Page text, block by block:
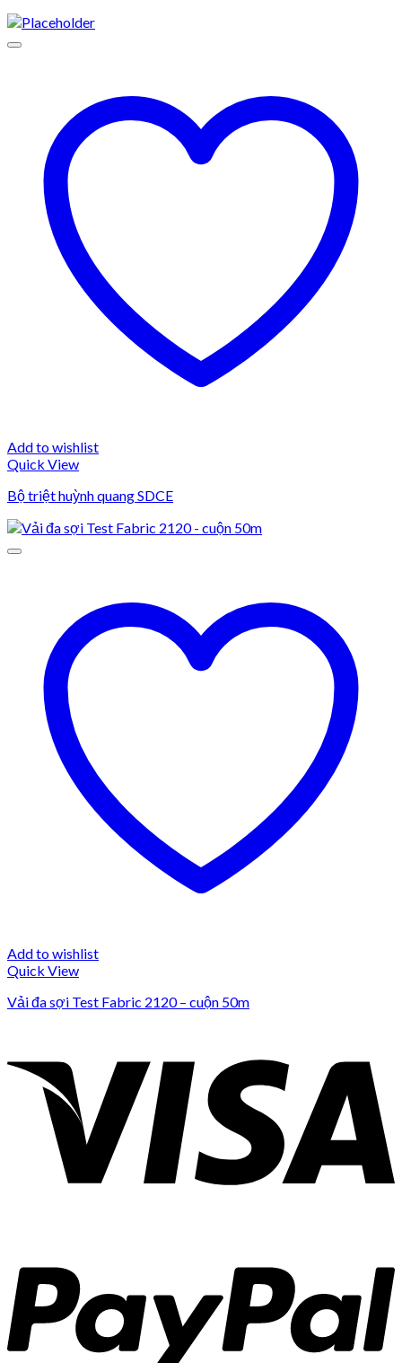
Add to wishlist
Quick View
Bộ triệt huỳnh quang SDCE
Add to wishlist
Quick View
Vải đa sợi Test Fabric 2120 – cuộn 50m